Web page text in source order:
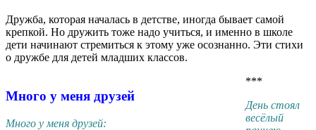
Дружба, которая началась в детстве, иногда бывает самой
крепкой. Но дружить тоже надо учиться, и именно в школе
дети начинают стремиться к этому уже осознанно. Эти стихи
о дружбе для детей младших классов.
Много у меня друзей
Много у меня друзей:
***
День стоял
весёлый